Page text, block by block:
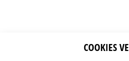
COOKIES